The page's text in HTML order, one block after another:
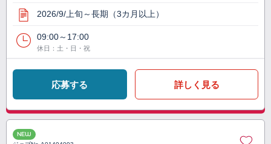
2026/9/上旬～長期（3カ月以上）
09:00～17:00
休日：土・日・祝
応募する 詳しく見る
NEW